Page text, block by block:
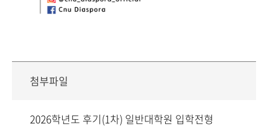
첨부파일
2026학년도 후기(1차) 일반대학원 입학전형